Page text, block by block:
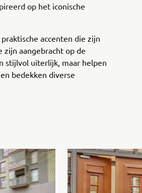
op het iconische
accenten die zijn
zijn aangebracht op de
stijlvol uiterlijk, maar helpen
bedekken diverse